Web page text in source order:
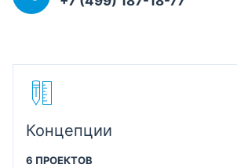
Концепции
6 ПРОЕКТОВ